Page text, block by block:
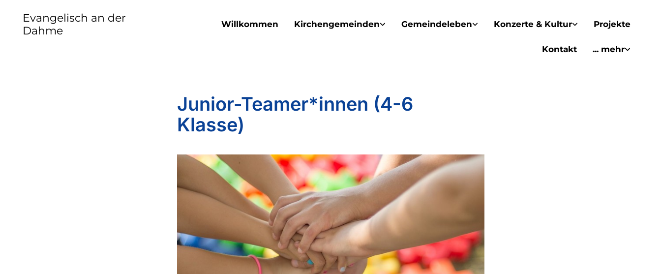
Evangelisch an der
Dahme
Willkommen Kirchengemeinden Gemeindeleben Konzerte & Kultur Projekte
Kontakt ... mehr
Junior-Teamer*innen (4-6
Klasse)